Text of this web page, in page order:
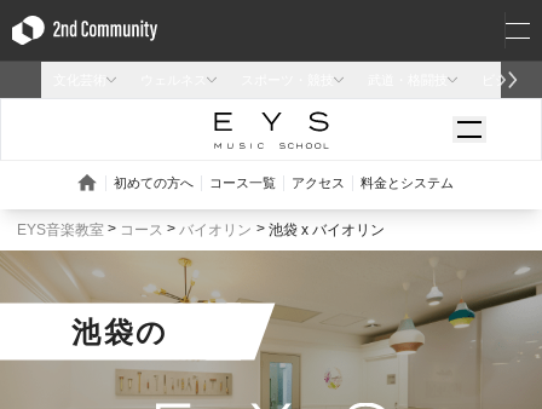
EYS音楽教室 コース バイオリン 池袋 x バイオリン
池袋の